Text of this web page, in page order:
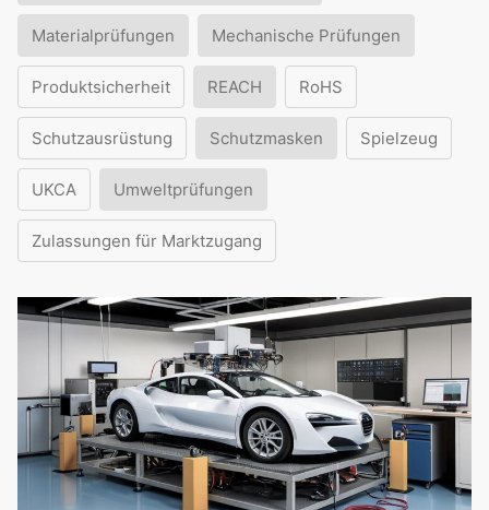
Materialprüfungen Mechanische Prüfungen
Produktsicherheit REACH RoHS
Schutzausrüstung Schutzmasken Spielzeug
UKCA Umweltprüfungen
Zulassungen für Marktzugang